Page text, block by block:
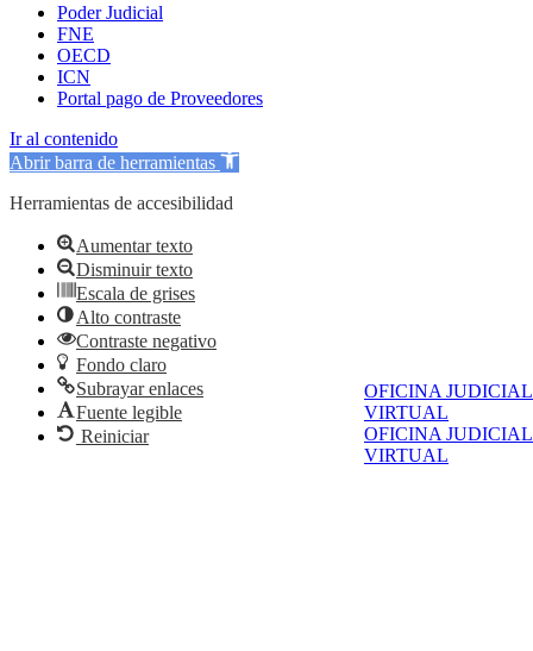
OFICINA JUDICIAL
VIRTUAL
OFICINA JUDICIAL
VIRTUAL
Poder Judicial
FNE
OECD
ICN
Portal pago de Proveedores
Ir al contenido
Abrir barra de herramientas
Herramientas de accesibilidad
Aumentar texto
Disminuir texto
Escala de grises
Alto contraste
Contraste negativo
Fondo claro
Subrayar enlaces
Fuente legible
Reiniciar